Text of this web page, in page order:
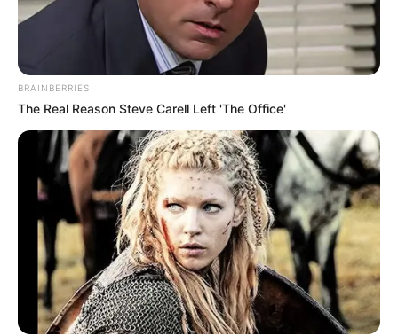
BRAINBERRIES
The Real Reason Steve Carell Left 'The Office'